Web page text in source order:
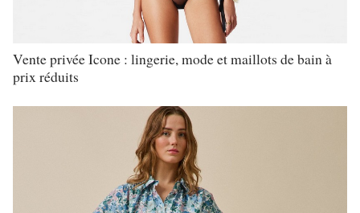
Vente privée Icone : lingerie, mode et maillots de bain à
prix réduits